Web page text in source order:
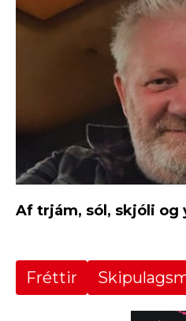
Af trjám, sól, skjóli og
Fréttir